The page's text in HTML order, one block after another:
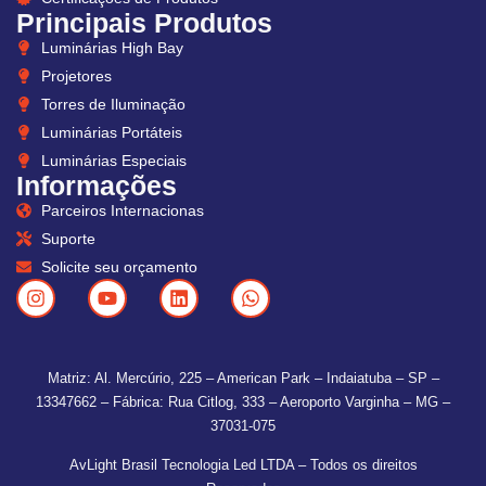
Principais Produtos
Luminárias High Bay
Projetores
Torres de Iluminação
Luminárias Portáteis
Luminárias Especiais
Informações
Parceiros Internacionas
Suporte
Solicite seu orçamento
Matriz: Al. Mercúrio, 225 – American Park – Indaiatuba – SP –
13347662 – Fábrica: Rua Citlog, 333 – Aeroporto Varginha – MG –
37031-075
AvLight Brasil Tecnologia Led LTDA – Todos os direitos